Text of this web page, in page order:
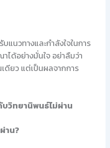
แนวทางและกำลังใจในการ
ได้อย่างมั่นใจ อย่าลืมว่า
ดียว แต่เป็นผลจากการ
วิทยานิพนธ์ไม่ผ่าน
าน?